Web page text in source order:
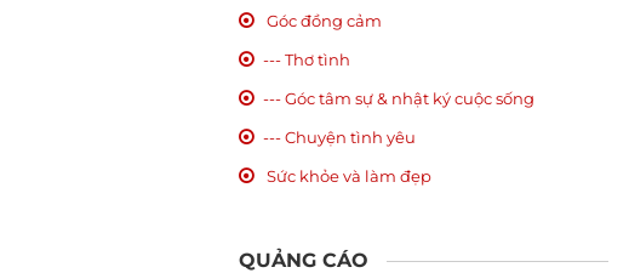
Góc đồng cảm
--- Thơ tình
--- Góc tâm sự & nhật ký cuộc sống
--- Chuyện tình yêu
Sức khỏe và làm đẹp
QUẢNG CÁO